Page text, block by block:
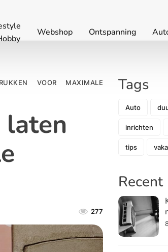
Webshop Ontspanning
VOOR MAXIMALE
277
Tags
Auto
inrichten
tips
Recent